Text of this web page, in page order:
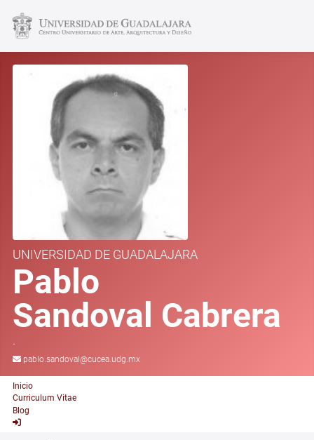
UNIVERSIDAD DE GUADALAJARA
Pablo
Sandoval Cabrera
.
pablo.sandoval@cucea.udg.mx
Inicio
Curriculum Vitae
Blog